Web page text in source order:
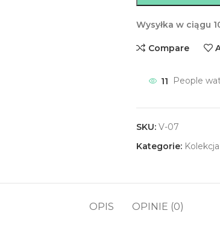
Wysyłka w ciągu
Compare
11 People
SKU: V-07
Kategorie:
OPIS OPINIE (0)